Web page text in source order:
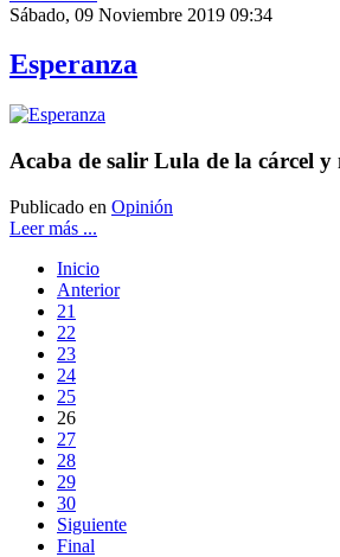
Sábado, 09 Noviembre 2019 09:34
Esperanza
Acaba de salir Lula de la cárcel y
Publicado en Opinión
Leer más ...
Inicio
Anterior
21
22
23
24
25
26
27
28
29
30
Siguiente
Final